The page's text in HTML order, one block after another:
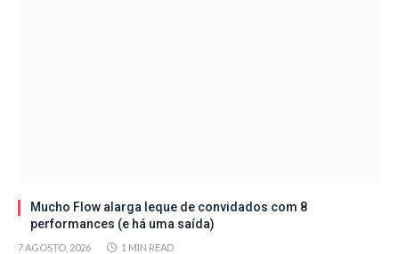
Mucho Flow alarga leque de convidados com 8
performances (e há uma saída)
7 AGOSTO, 2026 1 MIN READ